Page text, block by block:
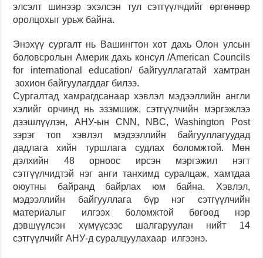
элсэлт шинээр эхэлсэн тул сэтгүүлчдийг өргөнөөр
оролцохыг урьж байна.
Энэхүү сургалт нь Вашингтон хот дахь Олон улсын
боловсролын Америк дахь консул /American Councils
for international education/ байгууллагатай хамтран
зохион байгуулагддаг билээ.
Сургалтад хамрагдсанаар хэвлэл мэдээллийн англи
хэлийг орчинд нь эзэмшиж, сэтгүүлчийн мэргэжлээ
дээшлүүлэн, АНУ-ын CNN, NBC, Washington Post
зэрэг топ хэвлэл мэдээллийн байгууллагуудад
дадлага хийн туршлага судлах боломжтой. Мөн
дэлхийн 48 орноос ирсэн мэргэжил нэгт
сэтгүүлчидтэй нэг анги танхимд суралцаж, хамтдаа
оюутны байранд байрлах юм байна. Хэвлэл,
мэдээллийн байгууллага бүр нэг сэтгүүлчийн
материалыг илгээх боломжтой бөгөөд нэр
дэвшүүлсэн хүмүүсээс шалгаруулан нийт 14
сэтгүүлчийг АНУ-д суралцуулахаар илгээнэ.